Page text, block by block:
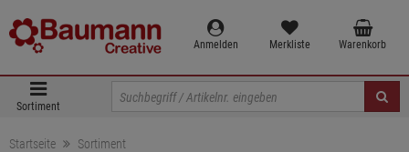
Anmelden Merkliste Warenkorb
Sortiment
Startseite
Sortiment